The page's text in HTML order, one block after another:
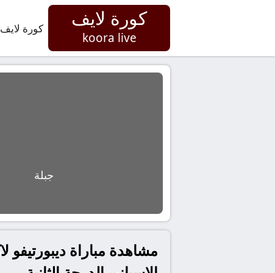
كورة لايف
koora live
كورة لايف
جبلة